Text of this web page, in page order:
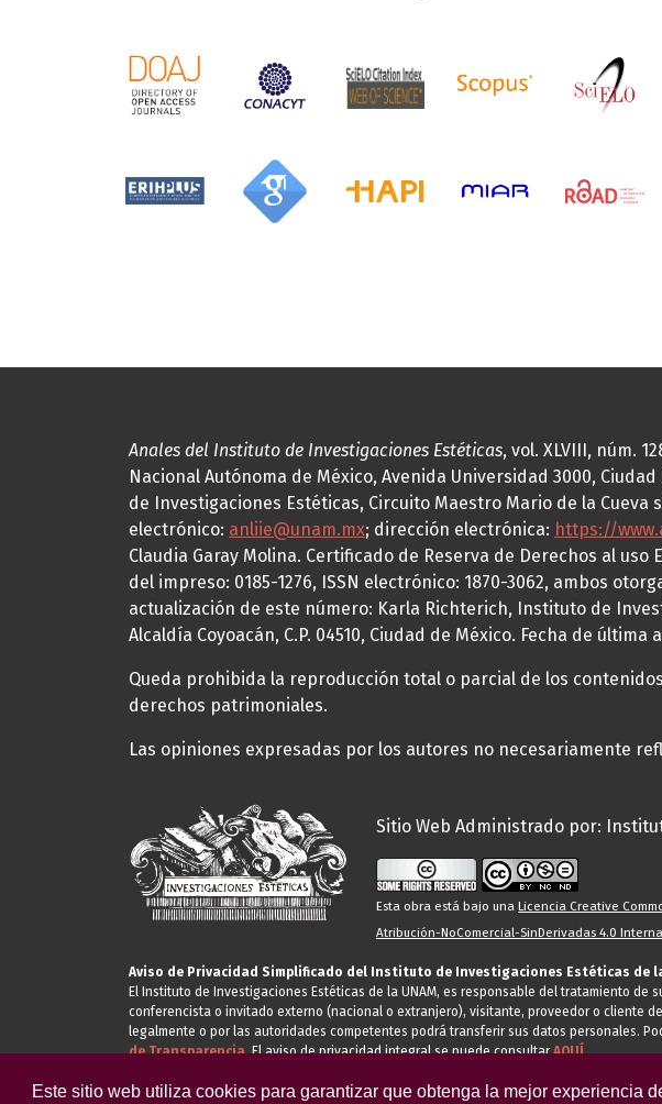
Este sitio web utiliza cookies para garantizar que obtenga la mejor experiencia
Anales del Instituto de Investigaciones Estéticas, vol. XLVIII, núm.
Nacional Autónoma de México, Avenida Universidad 3000,
de Investigaciones Estéticas, Circuito Maestro Mario de la Cueva
electrónico: anliie@unam.mx; dirección electrónica: https://
Claudia Garay Molina. Certificado de Reserva de Derechos al uso
del impreso: 0185-1276, ISSN electrónico: 1870-3062, ambos
actualización de este número: Karla Richterich, Instituto de
Alcaldía Coyoacán, C.P. 04510, Ciudad de México. Fecha de
Queda prohibida la reproducción total o parcial de los
derechos patrimoniales.
Las opiniones expresadas por los autores no necesariamente
Sitio Web Administrado por:
Esta obra está bajo una Licencia Creative
Atribución-NoComercial-SinDerivadas 4.0
Aviso de Privacidad Simplificado del Instituto de Investigaciones Estéticas de la
El Instituto de Investigaciones Estéticas de la UNAM, es responsable del tratamiento
conferencista o invitado externo (nacional o extranjero), visitante, proveedor o cliente
legalmente o por las autoridades competentes podrá transferir sus datos personales.
de Transparencia.El aviso de privacidad integral se puede consultarAQUÍ